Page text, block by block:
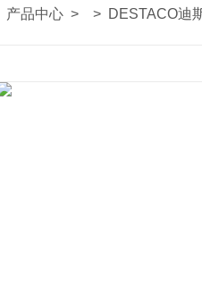
产品中心 > > DESTACO迪